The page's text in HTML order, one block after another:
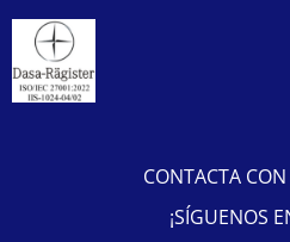
CONTACTA
¡SÍGUENOS